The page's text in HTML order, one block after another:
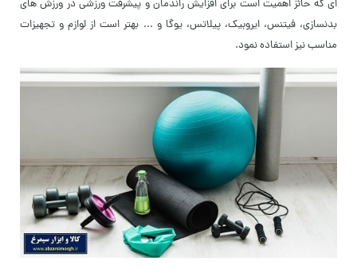
ای که حائز اهمیت است برای افزایش راندمان و پیشرفت ورزشی در ورزش های
بدنسازی، فیتنس، ایروبیک، پیلاتس، یوگا و ... بهتر است از لوازم و تجهیزات
مناسب نیز استفاده نمود.